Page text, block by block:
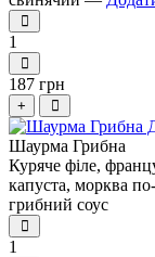
1
187 грн
+
Шаурма Грибна
Куряче філе,
капуста, морква
грибний соус
1